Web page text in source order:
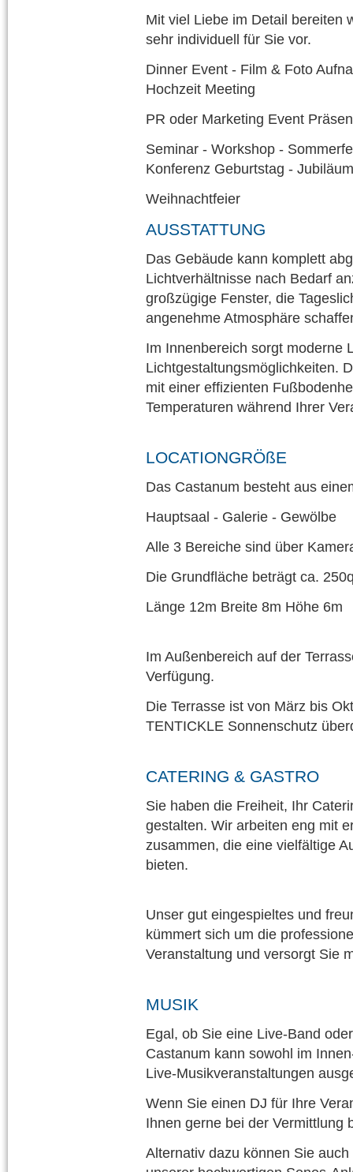
Mit viel Liebe im Detail bereiten
sehr individuell für Sie vor.
​Dinner Event - Film & Foto
Hochzeit Meeting
PR oder Marketing Event
Seminar - Workshop -
Konferenz Geburtstag - Jubiläum
Weihnachtfeier
AUSSTATTUNG
Das Gebäude kann komplett
Lichtverhältnisse nach Bedarf
großzügige Fenster, die
angenehme Atmosphäre
Im Innenbereich sorgt moderne
Lichtgestaltungsmöglichkeiten.
mit einer effizienten
Temperaturen während Ihrer
LOCATIONGRÖßE
Das Castanum besteht aus
Hauptsaal - Galerie - Gewölbe
Alle 3 Bereiche sind über
Die Grundfläche beträgt ca.
Länge 12m Breite 8m Höhe 6m
Im Außenbereich auf der
Verfügung.
Die Terrasse ist von März bis
TENTICKLE Sonnenschutz
CATERING & GASTRO
Sie haben die Freiheit, Ihr
gestalten. Wir arbeiten eng mit
zusammen, die eine vielfältige
bieten.
Unser gut eingespieltes und
kümmert sich um die
Veranstaltung und versorgt Sie
MUSIK
Egal, ob Sie eine Live-Band
Castanum kann sowohl im
Live-Musikveranstaltungen
Wenn Sie einen DJ für Ihre
Ihnen gerne bei der Vermittlung
Alternativ dazu können Sie